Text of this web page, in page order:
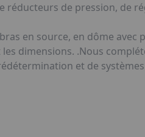
de pression, de
en source, en dôme avec
dimensions. .Nous
et de